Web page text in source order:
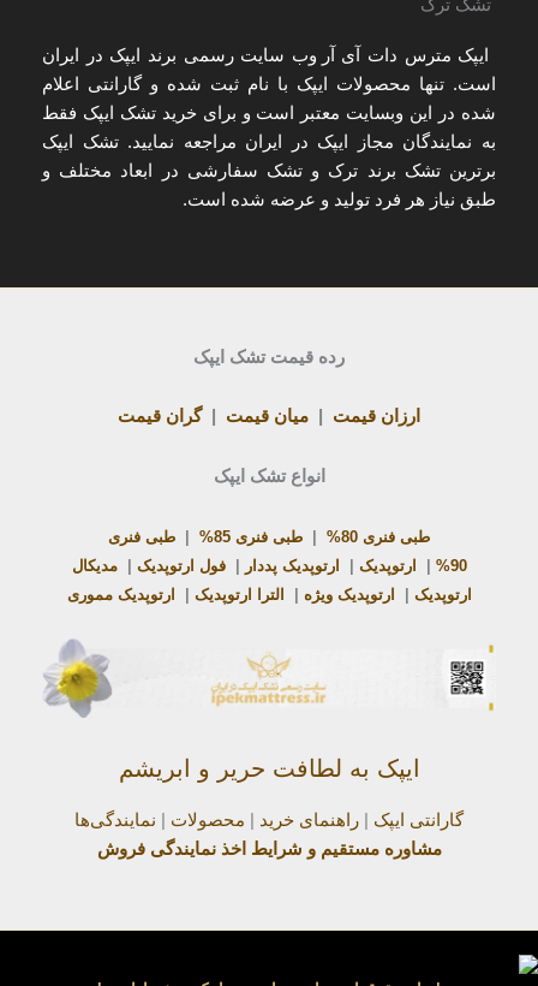
ایپک مترس دات آی آر وب سایت رسمی برند ایپک در ایران
است. تنها محصولات ایپک با نام ثبت شده و گارانتی اعلام
شده در این وبسایت معتبر است و برایخرید تشک ایپک فقط
به نمایندگان مجاز ایپک در ایران مراجعه نمایید. تشک ایپک
برترین تشک برند ترک و تشک سفارشی در ابعاد مختلف و
طبق نیاز هر فرد تولید و عرضه شده است.
رده قیمت تشک ایپک
ارزان قیمت میان قیمت |گران قیمت
انواع تشک ایپک
طبی فنری 80% | طبی فنری 85% | طبی فنری
90%
| ارتوپدیک | ارتوپدیک پددار |فول ارتوپدیک |مدیکال
ارتوپدیک | ارتوپدیک ویژه | الترا ارتوپدیک | ارتوپدیک مموری
ایپک به لطافت حریر و ابریشم
گارانتی ایپک | راهنمای خرید | محصولات | نمایندگی‌ها
مشاوره مستقیم و شرایط اخذ نمایندگی فروش